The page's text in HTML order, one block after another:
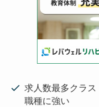
求人数最多クラ
職種に強い